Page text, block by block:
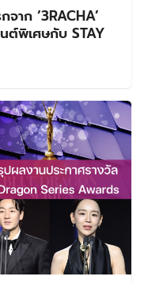
าก ‘3RACHA’
ต์พิเศษกับ STAY